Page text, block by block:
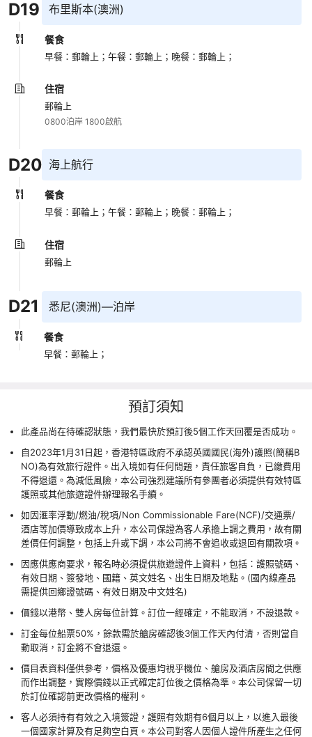
D19 布里斯本(澳洲)
餐食
早餐：郵輪上；午餐：郵輪上； 晚餐：郵輪上；
住宿
郵輪上
0800泊岸 1800啟航
D20 海上航行
餐食
早餐：郵輪上；午餐：郵輪上； 晚餐：郵輪上；
住宿
郵輪上
D21 悉尼(澳洲)—泊岸
餐食
早餐：郵輪上；
預訂須知
此產品尚在待確認狀態，我們最快於預訂後5個工作天回覆是否成功。
自2023年1月31日起，香港特區政府不承認英國國民(海外)護照(簡稱B
NO)為有效旅行證件。出入境如有任何問題，責任旅客自負，已繳費用
不得退還。為減低風險，本公司強烈建議所有參團者必須提供有效特區
護照或其他旅遊證件辦理報名手續。
如因滙率浮動/燃油/稅項/Non Commissionable Fare(NCF)/交通票/
酒店等加價導致成本上升，本公司保證為客人承擔上調之費用，故有關
差價任何調整，包括上升或下調，本公司將不會追收或退回有關款項。
因應供應商要求，報名時必須提供旅遊證件上資料，包括：護照號碼、
有效日期、簽發地、國籍、英文姓名、出生日期及地點。(國內線產品
需提供回鄉證號碼、有效日期及中文姓名)
價錢以港幣、雙人房每位計算。訂位一經確定，不能取消，不設退款。
訂金每位船票50%，餘款需於艙房確認後3個工作天內付清，否則當自
動取消，訂金將不會退還。
價目表資料僅供參考，價格及優惠均視乎機位、艙房及酒店房間之供應
而作出調整，實際價錢以正式確定訂位後之價格為準。本公司保留一切
於訂位確認前更改價格的權利。
客人必須持有有效之入境簽證，護照有效期有6個月以上，以進入最後
一個國家計算及有足夠空白頁。本公司對客人因個人證件所產生之任何